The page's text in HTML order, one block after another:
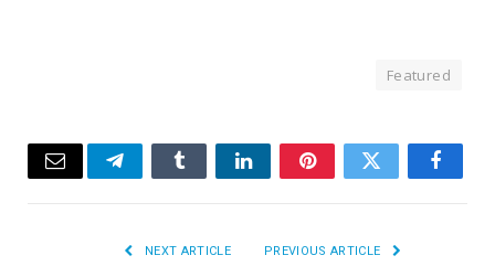
Featured
Facebook
Twitter
Pinterest
LinkedIn
Tumblr
Telegram
Email
NEXT ARTICLE